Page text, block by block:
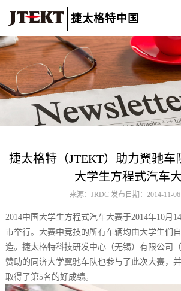
捷太格特中国
关于我们 产品介绍 新闻中心 CSR
联系我们
捷太格特（JTEKT）助力翼驰车
大学生方程式汽车
来源：JRDC 发布日期：2014-11-06
2014中国大学生方程式汽车大赛于2014年10月
市举行。大赛中竞技的所有车辆均由大学生们
造。捷太格特科技研发中心（无锡）有限公司
赞助的同济大学翼驰车队也参与了此次大赛，
取得了第5名的好成绩。